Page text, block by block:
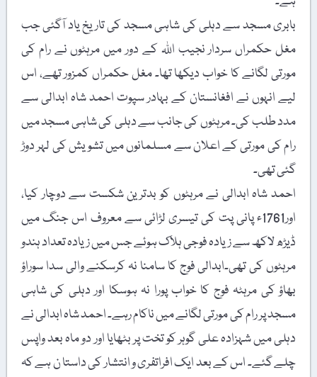
بابری مسجد سے دہلی کی شاہی مسجد کی تاریخ یاد آگئی جب
مغل حکمراں سردار نجیب اللہ کے دور میں مرہٹوں نے رام کی
مورتی لگانے کا خواب دیکھا تھا۔ مغل حکمراں کمزور تھے، اس
لیے انہوں نے افغانستان کے بہادر سپوت احمد شاہ ابدالی سے
مدد طلب کی۔ مرہٹوں کی جانب سے دہلی کی شاہی مسجد میں
رام کی مورتی کے اعلان سے مسلمانوں میں تشویش کی لہر دوڑ
گئی تھی۔
احمد شاہ ابدالی نے مرہٹوں کو بدترین شکست سے دوچار کیا،
اور1761ء پانی پت کی تیسری لڑائی سے معروف اس جنگ میں
ڈیڑھ لاکھ سے زیادہ فوجی ہلاک ہوئے جس میں زیادہ تعداد ہندو
مرہٹوں کی تھی۔ابدالی فوج کا سامنا نہ کرسکنے والی سدا سوراؤ
بھاؤ کی مرہٹہ فوج کا خواب پورا نہ ہوسکا اور دہلی کی شاہی
مسجد پر رام کی مورتی لگانے میں ناکام رہے۔ احمد شاہ ابدالی نے
دہلی میں شہزادہ علی گوہر کو تخت پر بٹھایا اور دو ماہ بعد واپس
چلے گئے۔ اس کے بعد ایک افراتفری و انتشار کی داستا ن ہے کہ